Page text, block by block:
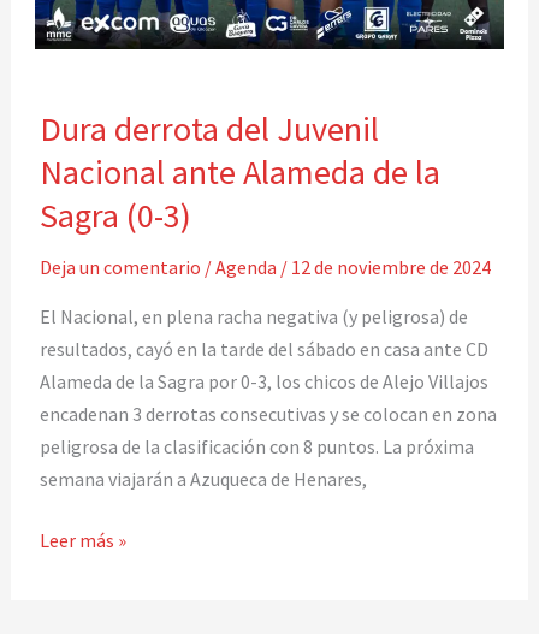
Dura derrota del Juvenil
Nacional ante Alameda de la
Sagra (0-3)
Deja un comentario /Agenda / 12 de noviembre de 2024
El Nacional, en plena racha negativa (y peligrosa) de
resultados, cayó en la tarde del sábado en casa ante CD
Alameda de la Sagra por 0-3, los chicos de Alejo Villajos
encadenan 3 derrotas consecutivas y se colocan en zona
peligrosa de la clasificación con 8 puntos. La próxima
semana viajarán a Azuqueca de Henares,
derrota
del
Juvenil
Nacional
de
la
Sagra
(0-
3)
Leer más »